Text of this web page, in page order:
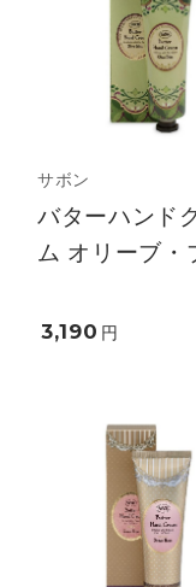
サボン
バターハンド
ム オリーブ・
3,190 円